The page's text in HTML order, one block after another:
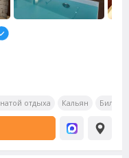
отдыха Кальян